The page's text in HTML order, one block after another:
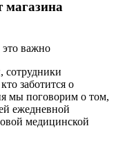
магазина
это важно
сотрудники
заботится о
мы поговорим о том,
ежедневной
медицинской